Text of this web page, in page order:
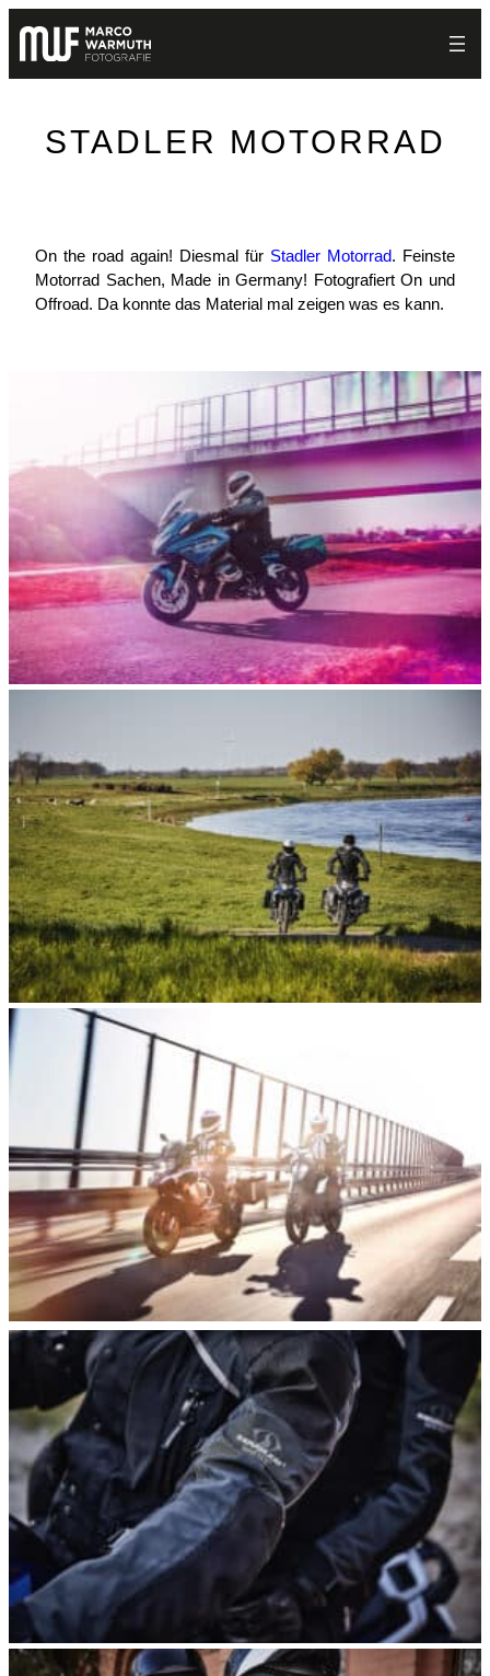
Zum
Inhalt
springen
STADLER MOTORRAD
On the road again! Diesmal für Stadler Motorrad. Feinste
Motorrad Sachen, Made in Germany! Fotografiert On und
Offroad. Da konnte das Material mal zeigen was es kann.